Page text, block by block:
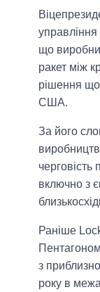
що
ракет між
рішення
США.
За його
включно з
Раніше
з
року в